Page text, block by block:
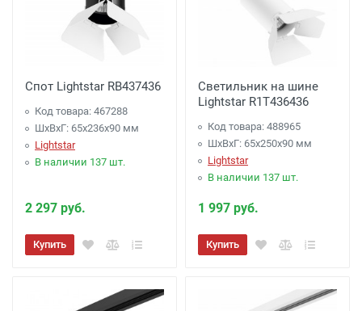
Спот Lightstar RB437436
Код товара: 467288
ШхВхГ: 65x236x90 мм
Lightstar
В наличии 137 шт.
2 297 руб.
Купить
Светильник на шине
Lightstar R1T436436
Код товара: 488965
ШхВхГ: 65x250x90 мм
Lightstar
В наличии 137 шт.
1 997 руб.
Купить